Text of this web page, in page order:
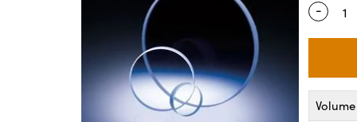
Quantity
-